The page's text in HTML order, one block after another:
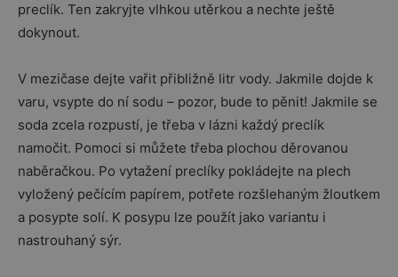
preclík. Ten zakryjte vlhkou utěrkou a nechte ještě
dokynout.
V mezičase dejte vařit přibližně litr vody. Jakmile dojde k
varu, vsypte do ní sodu – pozor, bude to pěnit! Jakmile se
soda zcela rozpustí, je třeba v lázni každý preclík
namočit. Pomoci si můžete třeba plochou děrovanou
naběračkou. Po vytažení preclíky pokládejte na plech
vyložený pečícím papírem, potřete rozšlehaným žloutkem
a posypte solí. K posypu lze použít jako variantu i
nastrouhaný sýr.